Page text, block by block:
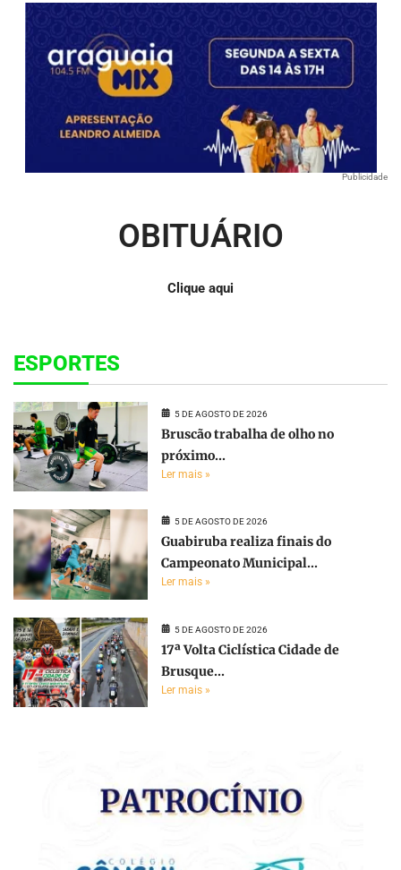
Publicidade
OBITUÁRIO
Clique aqui
ESPORTES
5 DE AGOSTO DE 2026
Bruscão trabalha de olho no
próximo...
Ler mais »
5 DE AGOSTO DE 2026
Guabiruba realiza finais do
Campeonato Municipal...
Ler mais »
5 DE AGOSTO DE 2026
17ª Volta Ciclística Cidade de
Brusque...
Ler mais »